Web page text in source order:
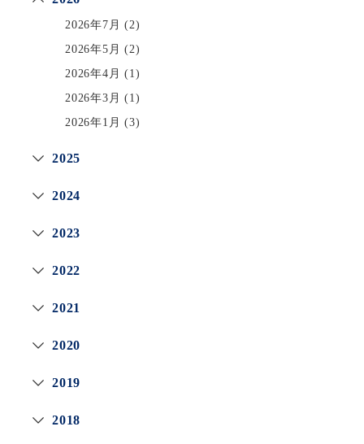
2026年7月 (2)
2026年5月 (2)
2026年4月 (1)
2026年3月 (1)
2026年1月 (3)
2025
2024
2023
2022
2021
2020
2019
2018